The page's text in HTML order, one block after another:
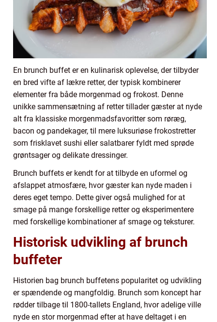
En brunch buffet er en kulinarisk oplevelse, der tilbyder
en bred vifte af lækre retter, der typisk kombinerer
elementer fra både morgenmad og frokost. Denne
unikke sammensætning af retter tillader gæster at nyde
alt fra klassiske morgenmadsfavoritter som røræg,
bacon og pandekager, til mere luksuriøse frokostretter
som frisklavet sushi eller salatbarer fyldt med sprøde
grøntsager og delikate dressinger.
Brunch buffets er kendt for at tilbyde en uformel og
afslappet atmosfære, hvor gæster kan nyde maden i
deres eget tempo. Dette giver også mulighed for at
smage på mange forskellige retter og eksperimentere
med forskellige kombinationer af smage og teksturer.
Historisk udvikling af brunch
buffeter
Historien bag brunch buffetens popularitet og udvikling
er spændende og mangfoldig. Brunch som koncept har
rødder tilbage til 1800-tallets England, hvor adelige ville
nyde en stor morgenmad efter at have deltaget i en